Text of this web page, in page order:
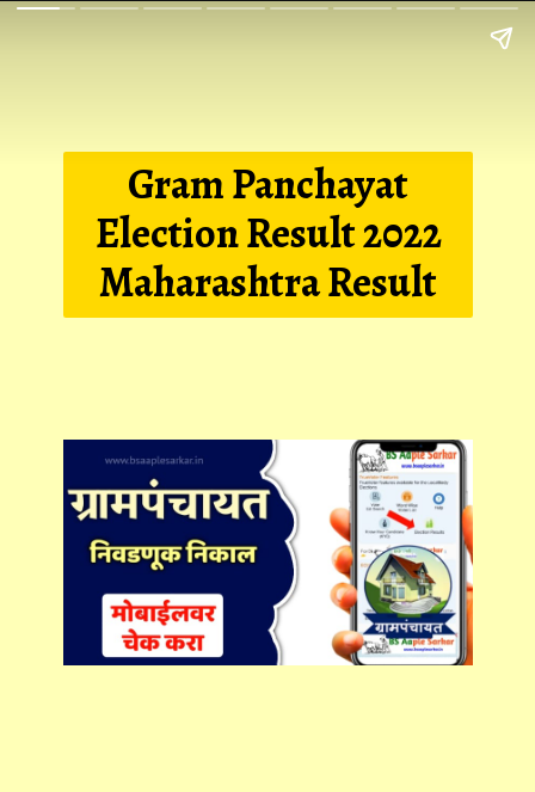
Gram Panchayat
Election Result 2022
Maharashtra Result